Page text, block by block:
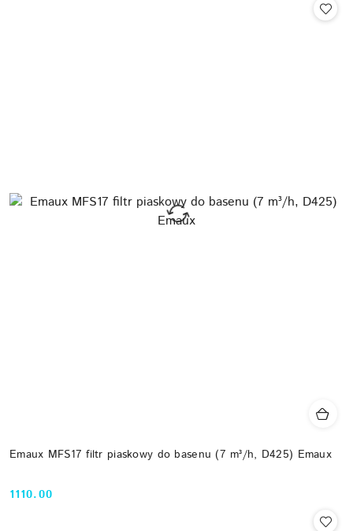
Emaux MFS17 filtr piaskowy do basenu (7 m³/h, D425) Emaux
Cena:
1110.00